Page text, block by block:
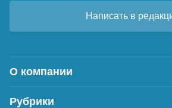
Написать в
О компании
Рубрики